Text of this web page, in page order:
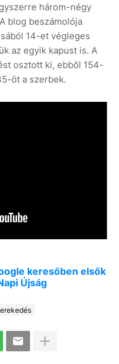
három-négy
blog beszámolója
14-et végleges
az egyik kapust is. A
osztott ki, ebből 154-
öt a szerbek.
keresőben elsők
Újság